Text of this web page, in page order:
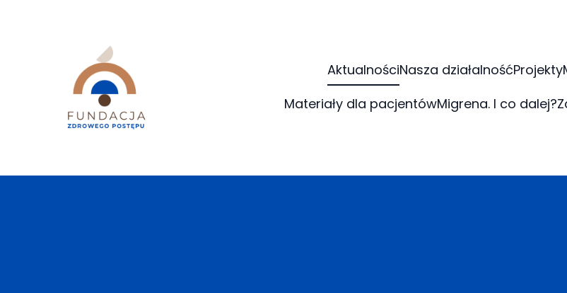
AktualnościNasza działalnośćProjekty
Materiały dla pacjentówMigrena. I co dalej?